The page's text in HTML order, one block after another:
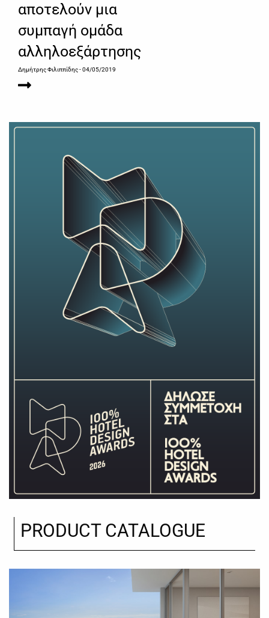
αποτελούν μια
συμπαγή ομάδα
αλληλοεξάρτησης
Δημήτρης Φιλιππίδης- 04/05/2019
PRODUCT CATALOGUE